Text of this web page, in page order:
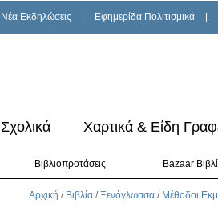
Νέα Εκδηλώσεις Εφημερίδα Πολιτισμικά
Σχολικά Χαρτικά & Είδη
Βιβλιοπροτάσεις Bazaar
Αρχική / Βιβλία /Ξενόγλωσσα / Μέθοδοι